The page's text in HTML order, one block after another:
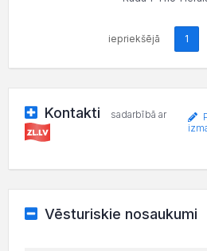
iepriekšējā 1
Kontakti sadarbībā ar
Vēsturiskie nosaukumi